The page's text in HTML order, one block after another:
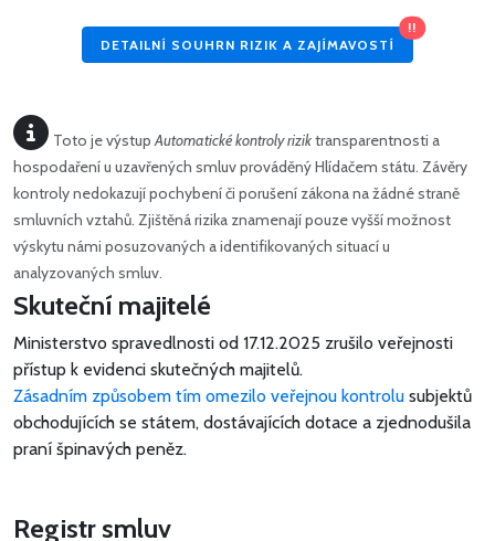
DETAILNÍ SOUHRN RIZIK A ZAJÍMAVOSTÍ
!!
Toto je výstupAutomatické kontroly riziktransparentnosti a
hospodaření u uzavřených smluv prováděný Hlídačem státu. Závěry
kontroly nedokazují pochybení či porušení zákona na žádné straně
smluvních vztahů. Zjištěná rizika znamenají pouze vyšší možnost
výskytu námi posuzovaných a identifikovaných situací u
analyzovaných smluv.
Skuteční majitelé
Ministerstvo spravedlnosti od 17.12.2025 zrušilo veřejnosti
přístup k evidenci skutečných majitelů.
Zásadním způsobem tím omezilo veřejnou kontrolu subjektů
obchodujících se státem, dostávajících dotace a zjednodušila
praní špinavých peněz.
Registr smluv